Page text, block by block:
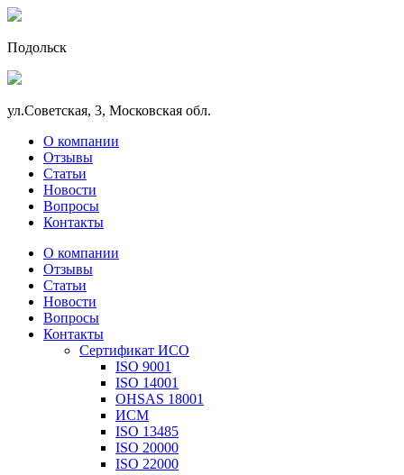
Подольск
ул.Советская, 3, Московская обл.
О компании
Отзывы
Статьи
Новости
Вопросы
Контакты
О компании
Отзывы
Статьи
Новости
Вопросы
Контакты
Сертификат ИСО
ISO 9001
ISO 14001
OHSAS 18001
ИСМ
ISO 13485
ISO 20000
ISO 22000